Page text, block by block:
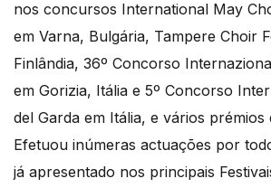
nos concursos International May
em Varna, Bulgária, Tampere Choir
Finlândia, 36º Concorso
em Gorizia, Itália e 5º Concorso
del Garda em Itália, e vários
Efetuou inúmeras actuações por
já apresentado nos principais